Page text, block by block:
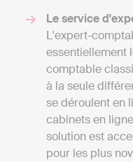
Le service
L'expert-
essentiellement
comptable
à la seule
se déroulent en
cabinets en
solution est
pour les plus